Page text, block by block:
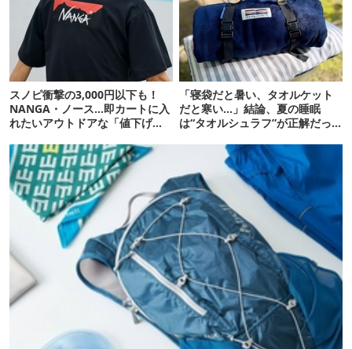
スノピ衝撃の3,000円以下も！
NANGA・ノース…即カートに入
れたいアウトドアな「値下げ夏
「寝袋だと暑い、タオルケット
だと寒い…」結論、夏の睡眠
は“タオルシュラフ”が正解だっ